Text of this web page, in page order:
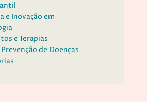
e Inovação em
e Terapias
de Doenças